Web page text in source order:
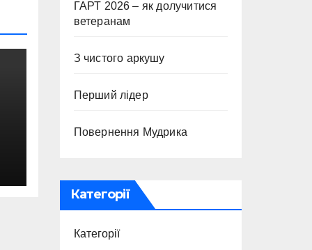
ГАРТ 2026 – як долучитися
ветеранам
З чистого аркушу
Перший лідер
Повернення Мудрика
Категорії
Категорії